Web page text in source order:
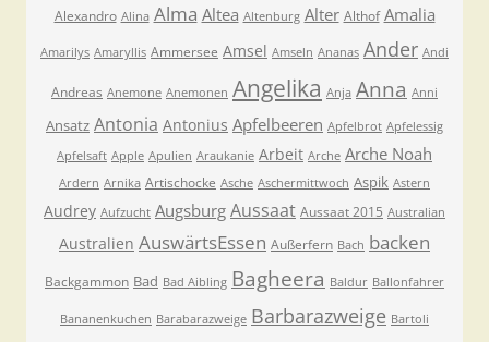
Alexandro Alina Alma Altea Altenburg Alter Althof Amalia
Amarilys Amaryllis Ammersee Amsel Amseln Ananas Ander Andi
Andreas Anemone Anemonen Angelika Anja Anna Anni
Ansatz Antonia Antonius Apfelbeeren Apfelbrot Apfelessig
Apfelsaft Apple Apulien Araukanie Arbeit Arche Arche Noah
Ardern Arnika Artischocke Asche Aschermittwoch Aspik Astern
Audrey Aufzucht Augsburg Aussaat Aussaat 2015 Australian
Australien AuswärtsEssen Außerfern Bach backen
Backgammon Bad Bad Aibling Bagheera Baldur Ballonfahrer
Bananenkuchen Barabarazweige Barbarazweige Bartoli